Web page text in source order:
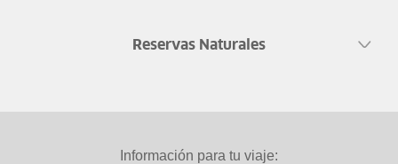
Reservas Naturales
Información para tu viaje: